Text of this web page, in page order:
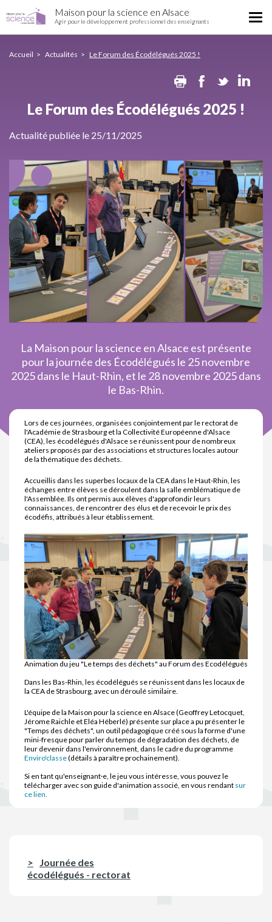
Forum
2025
au
Maison pour la science en Alsace
Agir pour le développement professionnel des enseignants
Accueil Actualités Le Forum des Écodélégués 2025 !
PrintFacebook
Le Forum des Écodélégués 2025 !
Actualité publiée le 25/11/2025
La Maison pour la science en Alsace est présente
pour la journée des Écodélégués le 25 novembre
2025 dans le Haut-Rhin, et le 28 novembre 2025 dans
le Bas-Rhin.
Lors de ces journées, organisées conjointement par le rectorat de
l'Académie de Strasbourg et la Collectivité Européenne d'Alsace
(CEA), les écodélégués d'Alsace se réunissent pour de nombreux
ateliers proposés par des associations et structures locales autour
de la thématique des déchets.
Accueillis dans les superbes locaux de la CEA dans le Haut-Rhin, les
échanges entre élèves se déroulent dans la salle emblématique de
l'Assemblée. Ils ont permis aux élèves d'approfondir leurs
connaissances, de rencontrer des élus et de recevoir le prix des
écodéfis, attribués à leur établissement.
Animation du jeu "Le temps des déchets" au Forum des Ecodélégués
Dans les Bas-Rhin, les écodélégués se réunissent dans les locaux de
la CEA de Strasbourg, avec un déroulé similaire.
L'équipe de la Maison pour la science en Alsace (Geoffrey Letocquet,
Jérome Raichle et Eléa Héberlé) présente sur place a pu présenter le
"Temps des déchets", un outil pédagogique créé sous la forme d'une
mini-fresque pour parler du temps de dégradation des déchets, de
leur devenir dans l'environnement, dans le cadre du programme
Enviro'classe(détails à paraître prochainement).
Si en tant qu'enseignant·e, le jeu vous intéresse, vous pouvez le
télécharger avec son guide d'animation associé, en vous rendant sur
ce lien.
Journée des
écodélégués - rectorat